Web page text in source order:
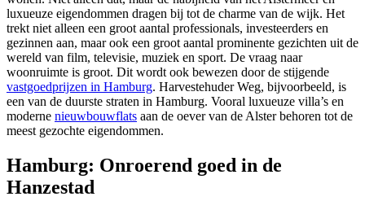
luxueuze eigendommen dragen bij tot de charme van de wijk. Het
trekt niet alleen een groot aantal professionals, investeerders en
gezinnen aan, maar ook een groot aantal prominente gezichten uit de
wereld van film, televisie, muziek en sport. De vraag naar
woonruimte is groot. Dit wordt ook bewezen door de stijgende
vastgoedprijzen in Hamburg. Harvestehuder Weg, bijvoorbeeld, is
een van de duurste straten in Hamburg. Vooral luxueuze villa’s en
moderne nieuwbouwflats aan de oever van de Alster behoren tot de
meest gezochte eigendommen.
Hamburg: Onroerend goed in de
Hanzestad